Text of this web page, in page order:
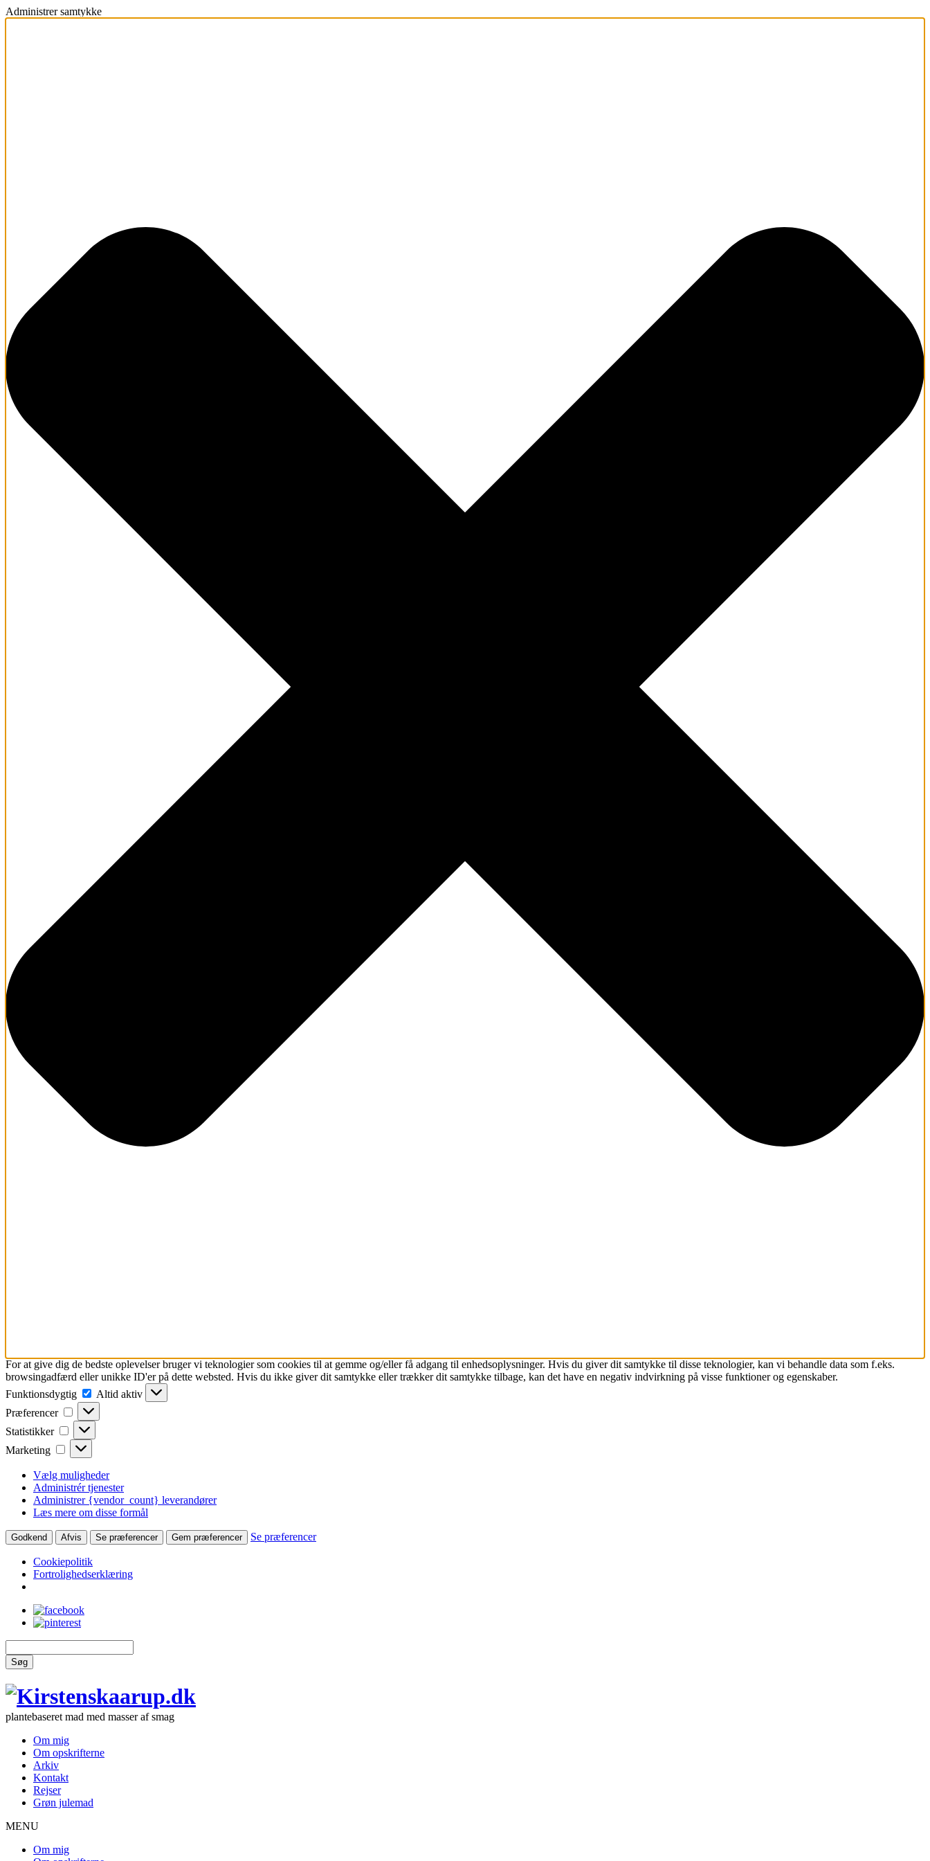
Administrer samtykke
For at give dig de bedste oplevelser bruger vi teknologier som cookies til at gemme og/eller få adgang til enhedsoplysninger. Hvis du giver dit samtykke til disse teknologier, kan vi behandle data som f.eks.
browsingadfærd eller unikke ID'er på dette websted. Hvis du ikke giver dit samtykke eller trækker dit samtykke tilbage, kan det have en negativ indvirkning på visse funktioner og egenskaber.
Funktionsdygtig
Funktionsdygtig
Altid aktiv
Præferencer
Præferencer
Statistikker Statistikker
Marketing Marketing
Vælg muligheder
Administrér tjenester
Administrer {vendor_count} leverandører
Læs mere om disse formål
Godkend Afvis Se præferencer Gem præferencer Se præferencer
Cookiepolitik
Fortrolighedserklæring
Søg
plantebaseret mad med masser af smag
Om mig
Om opskrifterne
Arkiv
Kontakt
Rejser
Grøn julemad
MENU
Om mig